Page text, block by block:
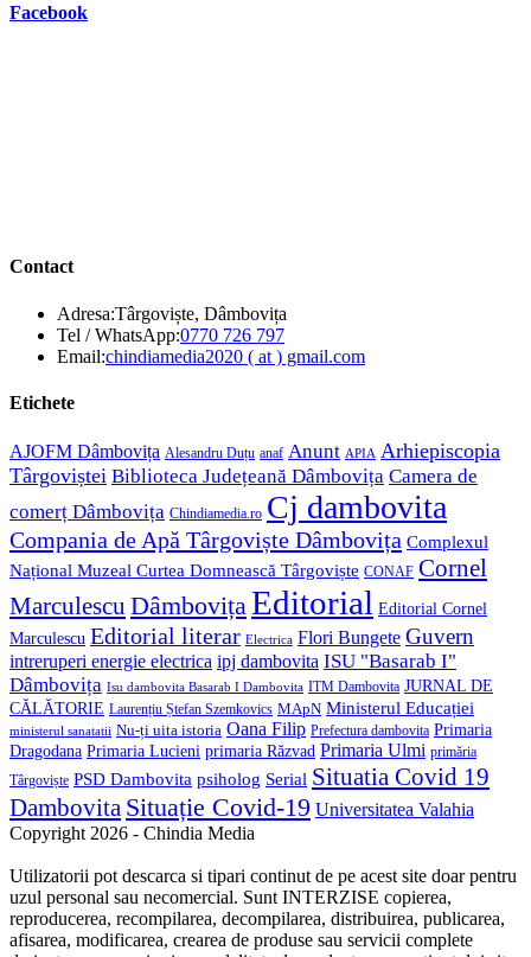
Facebook
Contact
Adresa:Târgoviște, Dâmbovița
Tel / WhatsApp:0770 726 797Opens
in
Email:chindiamedia2020 ( at ) gmail.comOpens
Etichete
AJOFM Dâmbovița Alesandru Duțu anaf Anunt APIA Arhiepiscopia
Târgoviștei Biblioteca Județeană Dâmbovița Camera de
comerț Dâmbovița Chindiamedia.ro Cj dambovita
Compania de Apă Târgoviște Dâmbovița Complexul
Național Muzeal Curtea Domnească Târgoviște CONAF Cornel
Marculescu DâmbovițaEditorial Editorial Cornel
Marculescu Editorial literar Electrica Flori Bungete Guvern
intreruperi energie electrica ipj dambovita ISU "Basarab I"
Dâmbovița Isu dambovita Basarab I Dambovita ITM Dambovita JURNAL DE
CĂLĂTORIE Laurențiu Ștefan Szemkovics MApN Ministerul Educației
ministerul sanatatii Nu-ți uita istoria Oana Filip Prefectura dambovita Primaria
Dragodana Primaria Lucieni primaria Răzvad Primaria Ulmi primăria
Târgoviște PSD Dambovita psiholog Serial Situatia Covid 19
Dambovita Situație Covid-19 Universitatea Valahia
Copyright 2026 - Chindia Media
Utilizatorii pot descarca si tipari continut de pe acest site doar pentru
uzul personal sau necomercial. Sunt INTERZISE copierea,
reproducerea, recompilarea, decompilarea, distribuirea, publicarea,
afisarea, modificarea, crearea de produse sau servicii complete